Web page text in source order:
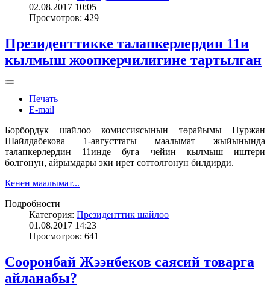
02.08.2017 10:05
Просмотров: 429
Президенттикке талапкерлердин 11и
кылмыш жоопкерчилигине тартылган
Печать
E-mail
Борбордук шайлоо комиссиясынын төрайымы Нуржан
Шайлдабекова 1-августтагы маалымат жыйынында
талапкерлердин 11инде буга чейин кылмыш иштери
болгонун, айрымдары эки ирет соттолгонун билдирди.
Кенен маалымат...
Подробности
Категория: Президенттик шайлоо
01.08.2017 14:23
Просмотров: 641
Сооронбай Жээнбеков саясий товарга
айланабы?